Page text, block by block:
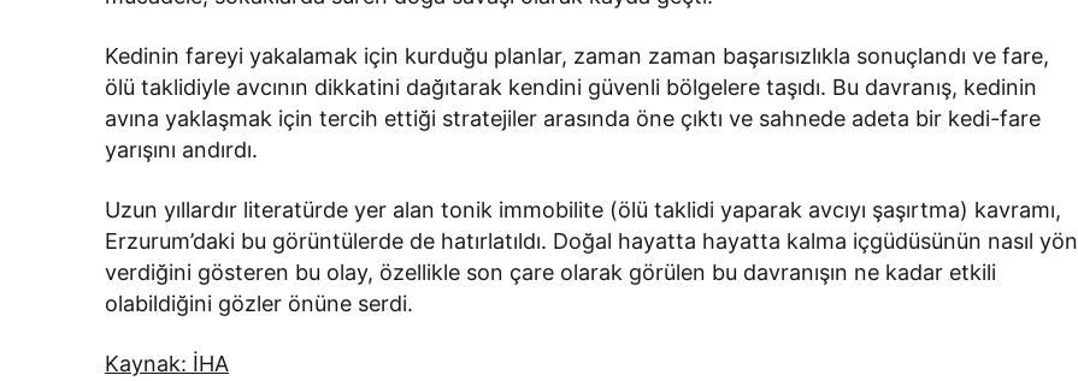
Kedinin fareyi yakalamak için kurduğu planlar, zaman zaman başarısızlıkla sonuçlandı ve fare,
ölü taklidiyle avcının dikkatini dağıtarak kendini güvenli bölgelere taşıdı. Bu davranış, kedinin
avına yaklaşmak için tercih ettiği stratejiler arasında öne çıktı ve sahnede adeta bir kedi-fare
yarışını andırdı.
Uzun yıllardır literatürde yer alan tonik immobilite (ölü taklidi yaparak avcıyı şaşırtma) kavramı,
Erzurum’daki bu görüntülerde de hatırlatıldı. Doğal hayatta hayatta kalma içgüdüsünün nasıl yön
verdiğini gösteren bu olay, özellikle son çare olarak görülen bu davranışın ne kadar etkili
olabildiğini gözler önüne serdi.
Kaynak: İHA